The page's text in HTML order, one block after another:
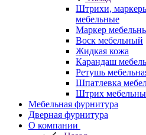
Штрихи,
мебельные
Маркер
Воск мебельный
Жидкая кожа
Карандаш
Ретушь
Шпатлевка
Штрих
Мебельная фурнитура
Дверная фурнитура
О компании